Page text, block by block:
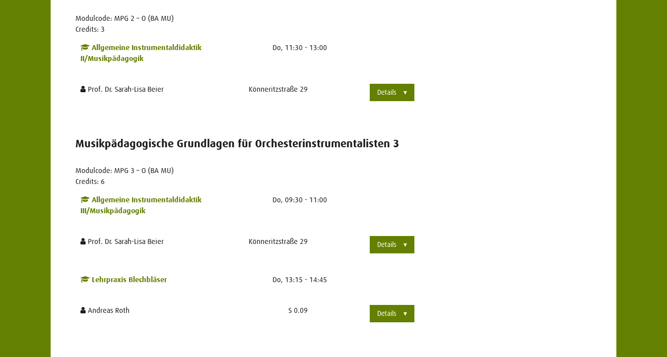
Modulcode: MPG 2 – O (BA MU)
Credits: 3
Allgemeine Instrumentaldidaktik
II/Musikpädagogik
Do, 11:30 - 13:00
Prof. Dr. Sarah-Lisa Beier Könneritzstraße 29 Details
Musikpädagogische Grundlagen für Orchesterinstrumentalisten 3
Modulcode: MPG 3 – O (BA MU)
Credits: 6
Allgemeine Instrumentaldidaktik
III/Musikpädagogik
Do, 09:30 - 11:00
Prof. Dr. Sarah-Lisa Beier Könneritzstraße 29 Details
Lehrpraxis Blechbläser Do, 13:15 - 14:45
Andreas Roth S 0.09 Details